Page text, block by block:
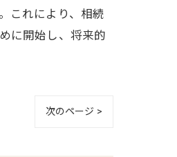
これにより、相続
に開始し、将来的
次のページ >